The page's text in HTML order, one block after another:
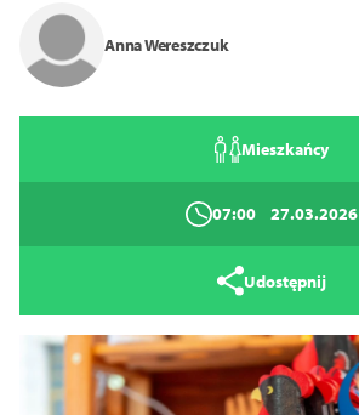
Tryb wysokiego kontrastu
Anna Wereszczuk
Mieszkańcy
07:00 27.03.2026
Udostępnij